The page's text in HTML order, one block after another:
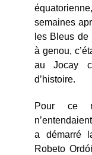
semaines
les Bleus de
à genou,
au Jocay
d’histoire.
Pour ce
a démarré
Robeto